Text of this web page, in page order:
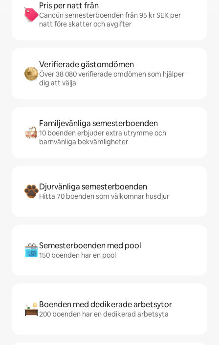
Pris per natt från
Cancún semesterboenden från 95 kr SEK per
natt före skatter och avgifter
Verifierade gästomdömen
Över 38 080 verifierade omdömen som hjälper
dig att välja
Familjevänliga semesterboenden
10 boenden erbjuder extra utrymme och
barnvänliga bekvämligheter
Djurvänliga semesterboenden
Hitta 70 boenden som välkomnar husdjur
Semesterboenden med pool
150 boenden har en pool
Boenden med dedikerade arbetsytor
200 boenden har en dedikerad arbetsyta